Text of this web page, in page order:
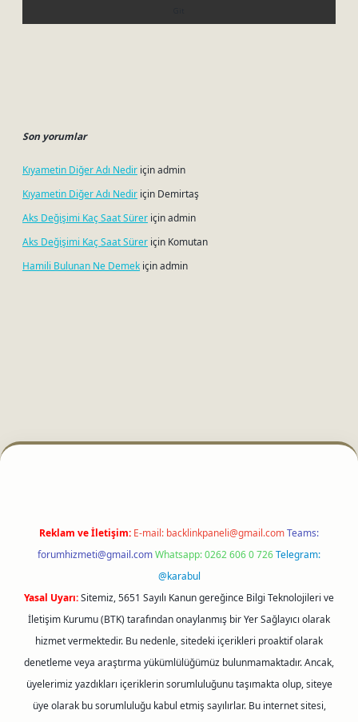
Son yorumlar
Kıyametin Diğer Adı Nedir içinadmin
Kıyametin Diğer Adı Nedir için Demirtaş
Aks Değişimi Kaç Saat Sürer içinadmin
Aks Değişimi Kaç Saat Sürer için Komutan
Hamili Bulunan Ne Demek içinadmin
Reklam ve İletişim: E-mail: backlinkpaneli@gmail.comTeams:
forumhizmeti@gmail.comWhatsapp: 0262 606 0 726Telegram:
@karabul
Yasal Uyarı:Sitemiz, 5651 Sayılı Kanun gereğince Bilgi Teknolojileri ve
İletişim Kurumu (BTK) tarafından onaylanmış bir Yer Sağlayıcı olarak
hizmet vermektedir. Bu nedenle, sitedeki içerikleri proaktif olarak
denetleme veya araştırma yükümlülüğümüz bulunmamaktadır. Ancak,
üyelerimiz yazdıkları içeriklerin sorumluluğunu taşımakta olup, siteye
üye olarak bu sorumluluğu kabul etmiş sayılırlar. Bu internet sitesi,